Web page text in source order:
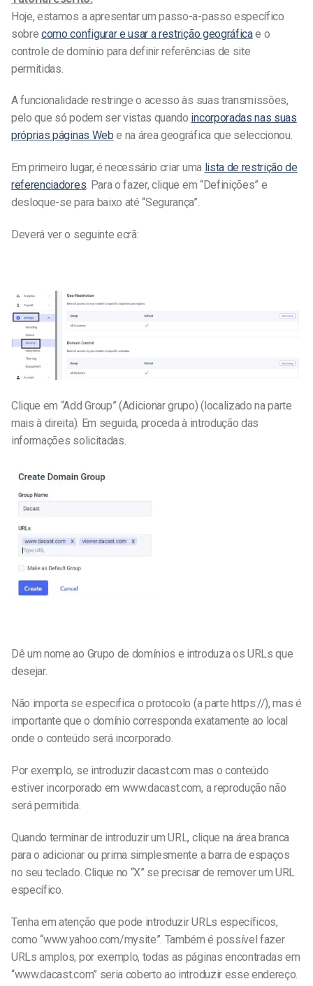
Hoje, estamos a apresentar um passo-a-passo específico
sobrecomo configurar e usar a restrição geográficae o
controle de domínio para definir referências de site
permitidas.
A funcionalidade restringe o acesso às suas transmissões,
pelo que só podem ser vistas quando incorporadas nas suas
próprias páginas Web e na área geográfica que seleccionou.
Em primeiro lugar, é necessário criar uma lista de restrição de
referenciadores. Para o fazer, clique em “Definições” e
desloque-se para baixo até “Segurança”.
Deverá ver o seguinte ecrã:
Clique em “Add Group” (Adicionar grupo) (localizado na parte
mais à direita). Em seguida, proceda à introdução das
informações solicitadas.
Dê um nome ao Grupo de domínios e introduza os URLs que
desejar.
Não importa se especifica o protocolo (a parte https://), mas é
importante que o domínio corresponda exatamente ao local
onde o conteúdo será incorporado.
Por exemplo, se introduzir dacast.com mas o conteúdo
estiver incorporado em www.dacast.com, a reprodução não
será permitida.
Quando terminar de introduzir um URL, clique na área branca
para o adicionar ou prima simplesmente a barra de espaços
no seu teclado. Clique no “X” se precisar de remover um URL
específico.
Tenha em atenção que pode introduzir URLs específicos,
como “www.yahoo.com/mysite”. Também é possível fazer
URLs amplos, por exemplo, todas as páginas encontradas em
“www.dacast.com” seria coberto ao introduzir esse endereço.